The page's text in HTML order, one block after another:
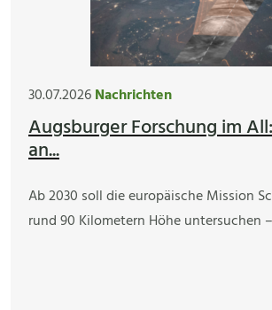
30.07.2026Nachrichten
Augsburger Forschung im
an...
Ab 2030 soll die europäische Mission
rund 90 Kilometern Höhe untersuchen